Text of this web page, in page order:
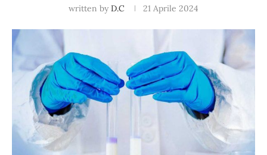
written by D.C 21 Aprile 2024